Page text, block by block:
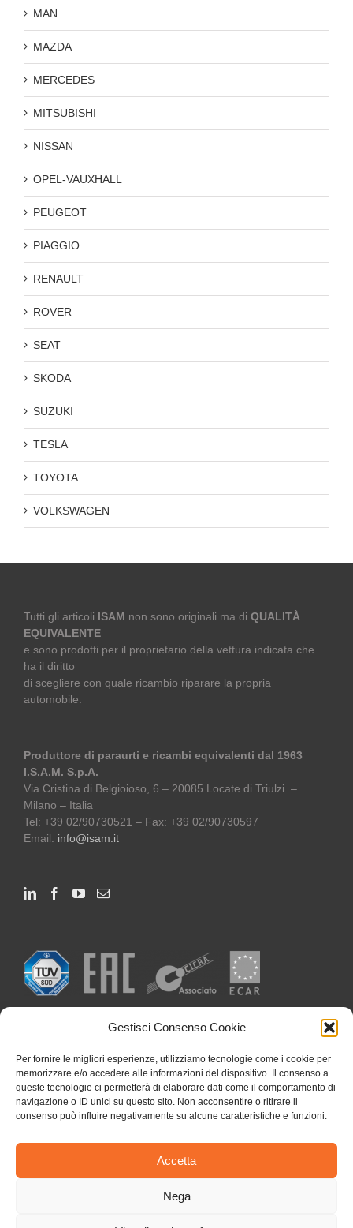
Gestisci Consenso Cookie
Per fornire le migliori esperienze, utilizziamo tecnologie come i cookie per
memorizzare e/o accedere alle informazioni del dispositivo. Il consenso a
queste tecnologie ci permetterà di elaborare dati come il comportamento di
navigazione o ID unici su questo sito. Non acconsentire o ritirare il
consenso può influire negativamente su alcune caratteristiche e funzioni.
Accetta
Nega
MAN
MAZDA
MERCEDES
MITSUBISHI
NISSAN
OPEL-VAUXHALL
PEUGEOT
PIAGGIO
RENAULT
ROVER
SEAT
SKODA
SUZUKI
TESLA
TOYOTA
VOLKSWAGEN
Tutti gli articoli ISAM non sono originali ma di QUALITÀ
EQUIVALENTE
e sono prodotti per il proprietario della vettura indicata che
ha il diritto
di scegliere con quale ricambio riparare la propria
automobile.
Produttore di paraurti e ricambi equivalenti dal 1963
I.S.A.M. S.p.A.
Via Cristina di Belgioioso, 6 – 20085 Locate di Triulzi –
Milano – Italia
Tel: +39 02/90730521 – Fax: +39 02/90730597
Email: info@isam.it